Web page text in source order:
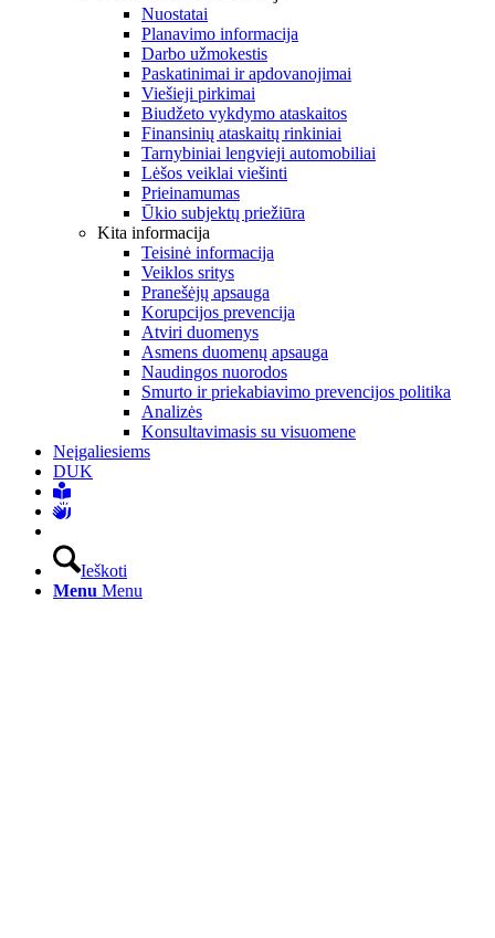
Nuostatai
Planavimo informacija
Darbo užmokestis
Paskatinimai ir apdovanojimai
Viešieji pirkimai
Biudžeto vykdymo ataskaitos
Finansinių ataskaitų rinkiniai
Tarnybiniai lengvieji automobiliai
Lėšos veiklai viešinti
Prieinamumas
Ūkio subjektų priežiūra
Kita informacija
Teisinė informacija
Veiklos sritys
Pranešėjų apsauga
Korupcijos prevencija
Atviri duomenys
Asmens duomenų apsauga
Naudingos nuorodos
Smurto ir priekabiavimo prevencijos politika
Analizės
Konsultavimasis su visuomene
Neįgaliesiems
DUK
Ieškoti
Menu Menu